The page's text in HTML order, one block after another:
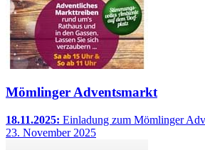
Mömlinger Adventsmarkt
18.11.2025: Einladung zum Mömlinger
23. November 2025